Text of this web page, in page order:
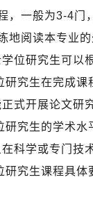
，一般为3-4门
地阅读本专业
位研究生可以
研究生在完成
式开展论文研
研究生的学术
科学或专门技
研究生课程具体